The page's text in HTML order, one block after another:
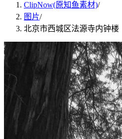
ClipNow(原知鱼素材)/
图片/
北京市西城区法源寺内钟楼